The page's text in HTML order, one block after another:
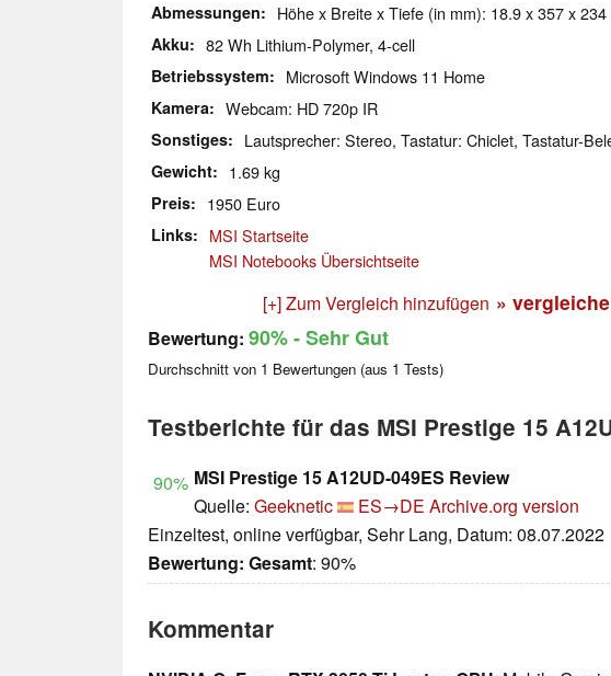
Abmessungen Höhe x Breite x Tiefe (in mm): 18.9 x 357 x 234
Akku 82 Wh Lithium-Polymer, 4-cell
Betriebssystem Microsoft Windows 11 Home
Kamera Webcam: HD 720p IR
Sonstiges Lautsprecher: Stereo, Tastatur: Chiclet, Tastatur-
Gewicht 1.69 kg
Preis 1950 Euro
Links
MSI Startseite
MSI Notebooks Übersichtseite
[+] Zum Vergleich hinzufügen » vergleiche
Bewertung: 90%- Sehr Gut
Durchschnitt von 1 Bewertungen (aus 1 Tests)
Testberichte für das MSI Prestige 15
90% MSI Prestige 15 A12UD-049ES Review
Quelle: Geeknetic ES→DE Archive.org version
Einzeltest, online verfügbar, Sehr Lang, Datum: 08.07.2022
Bewertung: Gesamt: 90%
Kommentar